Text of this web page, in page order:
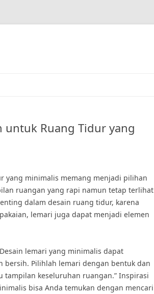
untuk Ruang Tidur yang
yang minimalis memang menjadi pilihan
ruangan yang rapi namun tetap terlihat
dalam desain ruang tidur, karena
lemari juga dapat menjadi elemen
lemari yang minimalis dapat
bersih. Pilihlah lemari dengan bentuk dan
keseluruhan ruangan.” Inspirasi
bisa Anda temukan dengan mencari